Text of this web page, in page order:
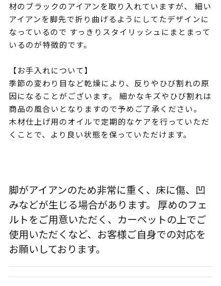
材のブラックのアイアンを取り入れていますが、 細い
アイアンを脚先で折り曲げるようにしてたデザインに
なっているので すっきりスタイリッシュにまとまって
いるのが特徴的です。
【お手入れについて】
季節の変わり目など乾燥により、反りやひび割れの原
因になることがございます。 細かなキズやひび割れは
商品の風合いとなりますので予めご了承ください。
木材仕上げ用のオイルで定期的なケアを行っていただ
くことで、より良い状態を保っていただけます。
脚がアイアンのため非常に重く、床に傷、凹
みなどが生じる場合があります。 厚めのフェ
ルトをご用意いただく、カーペットの上でご
使用いただくなど、お客様ご自身での対応を
お願いしております。